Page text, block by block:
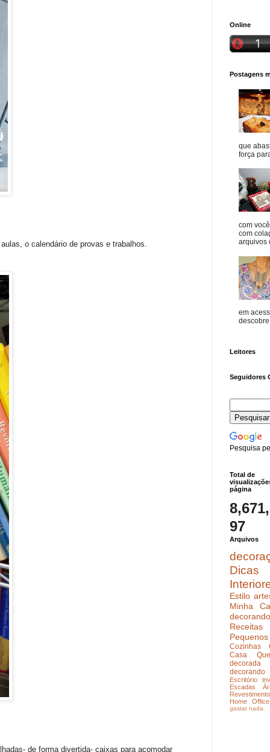
o calendário de provas e trabalhos.
de forma divertida- caixas para acomodar
Online
Postagens
que
força
com
com
arquivos
em
Leitores
Seguidores
Pesquisa
Total de
página
97
Arquivos
Dicas
Estilo
Minha
Receitas
Cozinhas
Casa
decorada
Escritório
Escadas
Revestimento
Home Office
gastar nada.